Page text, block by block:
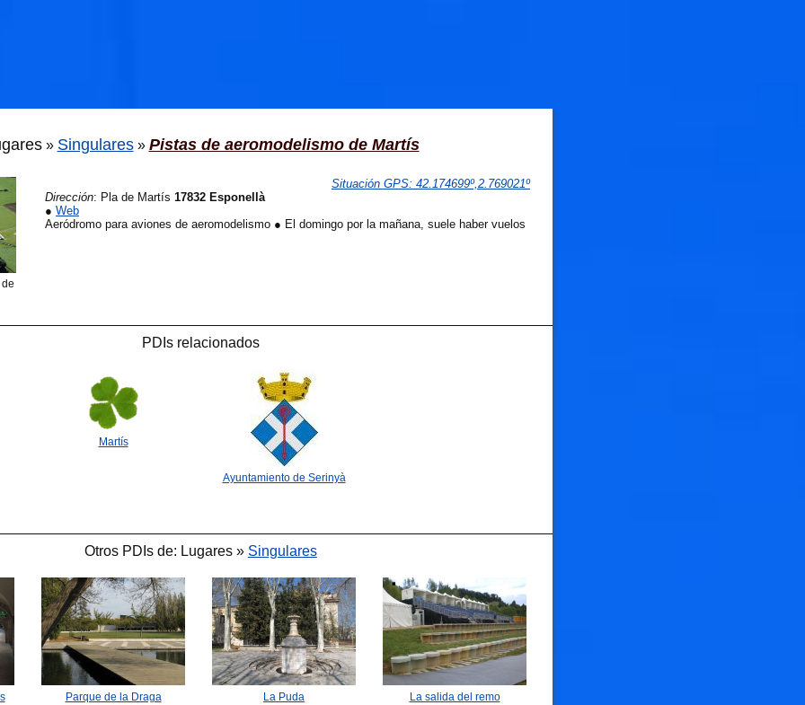
» Singulares» Pistas de aeromodelismo de Martís
Situación GPS: 42.174699º,2.769021º
Dirección: Pla de Martís 17832 Esponellà
● Web
Aeródromo para aviones de aeromodelismo ● El domingo por la mañana, suele haber vuelos
PDIs relacionados
Martís
Ayuntamiento de Serinyà
Otros PDIs de: Lugares » Singulares
Parque de la Draga La Puda La salida del remo
🐟
🐟
🐟
🐟